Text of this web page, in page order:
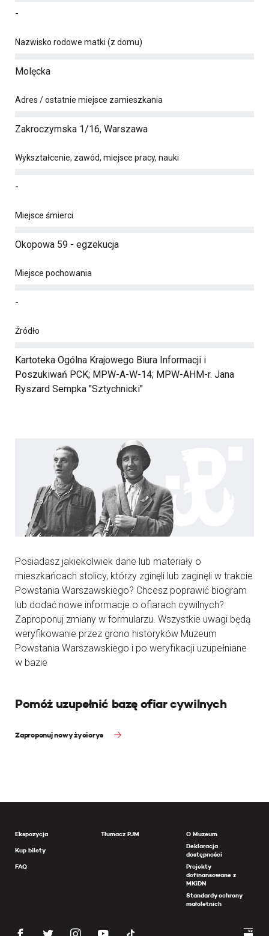
-
Nazwisko rodowe matki (z domu)
Molęcka
Adres / ostatnie miejsce zamieszkania
Zakroczymska 1/16, Warszawa
Wykształcenie, zawód, miejsce pracy, nauki
-
Miejsce śmierci
Okopowa 59 - egzekucja
Miejsce pochowania
-
Źródło
Kartoteka Ogólna Krajowego Biura Informacji i
Poszukiwań PCK; MPW-A-W-14; MPW-AHM-r. Jana
Ryszard Sempka "Sztychnicki"
Posiadasz jakiekolwiek dane lub materiały o
mieszkańcach stolicy, którzy zginęli lub zaginęli w trakcie
Powstania Warszawskiego? Chcesz poprawić biogram
lub dodać nowe informacje o ofiarach cywilnych?
Zaproponuj zmiany w formularzu. Wszystkie uwagi będą
weryfikowanie przez grono historyków Muzeum
Powstania Warszawskiego i po weryfikacji uzupełniane
w bazie
Pomóż uzupełnić bazę ofiar cywilnych
Zaproponuj nowy życiorys
Ekspozycja
Kup bilety
FAQ
Tłumacz PJM
O Muzeum
Deklaracja
dostępności
Projekty
dofinansowane z
MKiDN
Standardy ochrony
małoletnich